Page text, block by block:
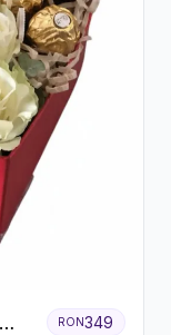
RON349